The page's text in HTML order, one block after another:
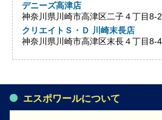
デニーズ高津店
神奈川県川崎市高津区二子４丁目8-
クリエイトＳ・Ｄ 川崎末長店
神奈川県川崎市高津区末長４丁目8-
エスポワールについて